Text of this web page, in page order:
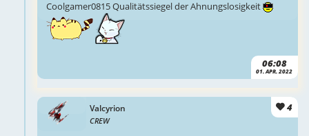
06:08
01. APR. 2022
Coolgamer0815 Qualitätssiegel der Ahnungslosigkeit
Valcyrion
CREW
4